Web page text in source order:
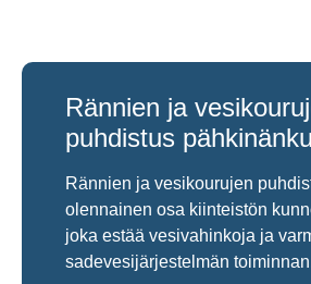
Rännien ja
puhdistus
Rännien ja vesikourujen
olennainen osa kiinteistön
joka estää vesivahinkoja ja
sadevesijärjestelmän